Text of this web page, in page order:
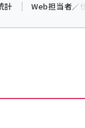
計 Web担当者／